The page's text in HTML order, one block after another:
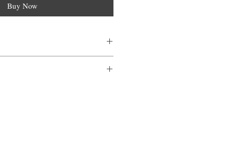
Buy Now